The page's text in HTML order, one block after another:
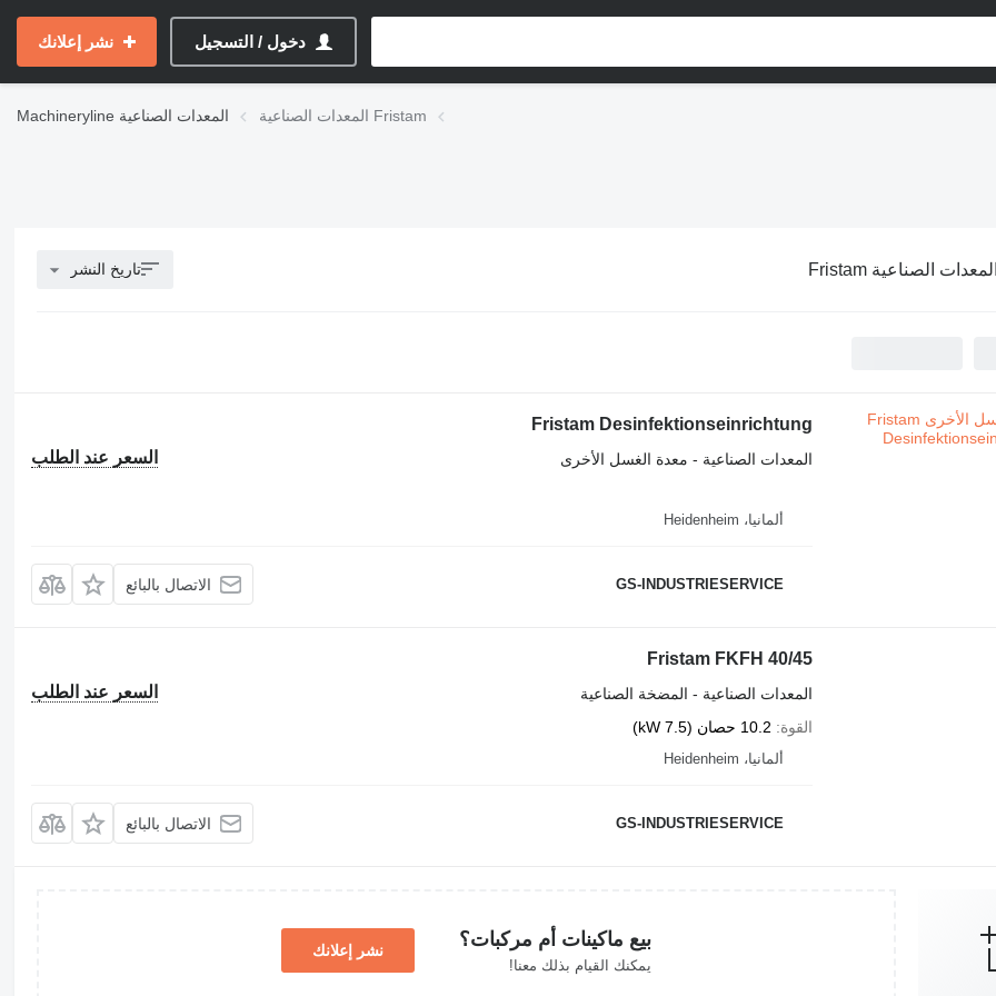
دخول / التسجيل نشر إعلانك
Machineryline المعدات الصناعية المعدات الصناعية Fristam
المعدات الصناعية Fristam تاريخ النشر
Fristam Desinfektionseinrichtung
السعر عند الطلب
المعدات الصناعية - معدة الغسل الأخرى
ألمانيا، Heidenheim
GS-INDUSTRIESERVICE الاتصال بالبائع
Fristam FKFH 40/45
السعر عند الطلب
المعدات الصناعية - المضخة الصناعية
القوة
10.2 حصان (7.5 kW)
ألمانيا، Heidenheim
GS-INDUSTRIESERVICE الاتصال بالبائع
بيع ماكينات أم مركبات؟
يمكنك القيام بذلك معنا!
نشر إعلانك